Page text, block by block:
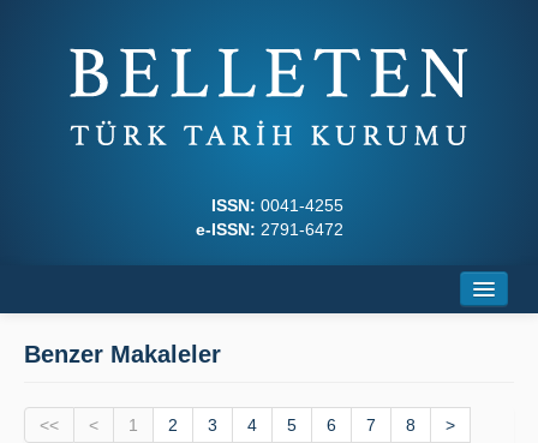
ISSN: 0041-4255
e-ISSN: 2791-6472
Dergi Kurulları
Benzer Makaleler
<< < 1 2 3 4 5 6 7 8
>